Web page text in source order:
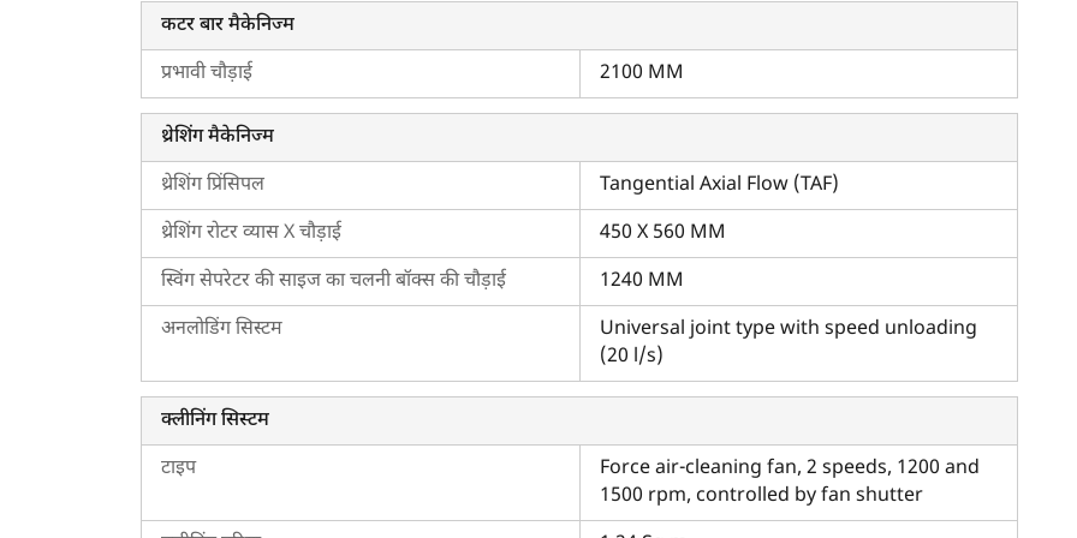
कटर बार मैकेनिज्म
प्रभावी चौड़ाई
2100 MM
थ्रेशिंग मैकेनिज्म
थ्रेशिंग प्रिंसिपल
Tangential Axial Flow (TAF)
थ्रेशिंग रोटर व्यास X चौड़ाई
450 X 560 MM
स्विंग सेपरेटर की साइज का चलनी बॉक्स की चौड़ाई
1240 MM
अनलोडिंग सिस्टम
Universal joint type with speed unloading
(20 l/s)
क्लीनिंग सिस्टम
टाइप
Force air-cleaning fan, 2 speeds, 1200 and
1500 rpm, controlled by fan shutter
हम आपकी किस प्रकार सहायता कर सकते हैं?
पूछताछ के लिए*
मोबाइल नंबर दर्ज करें *